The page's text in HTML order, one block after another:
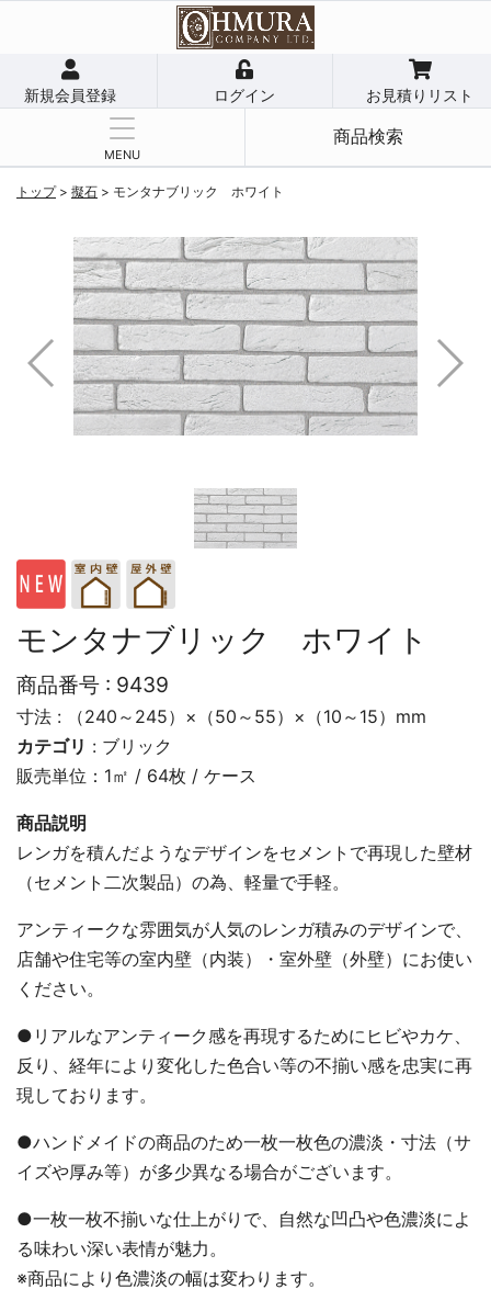
新規会員登録 ログイン お見積りリスト
MENU
商品検索
トップ> 擬石 > モンタナブリック ホワイト
モンタナブリック ホワイト
商品番号 : 9439
寸法 : （240～245）×（50～55）×（10～15）mm
カテゴリ : ブリック
販売単位：1㎡ / 64枚 / ケース
商品説明
レンガを積んだようなデザインをセメントで再現した壁材
（セメント二次製品）の為、軽量で手軽。
アンティークな雰囲気が人気のレンガ積みのデザインで、
店舗や住宅等の室内壁（内装）・室外壁（外壁）にお使い
ください。
●リアルなアンティーク感を再現するためにヒビやカケ、
反り、経年により変化した色合い等の不揃い感を忠実に再
現しております。
●ハンドメイドの商品のため一枚一枚色の濃淡・寸法（サ
イズや厚み等）が多少異なる場合がございます。
●一枚一枚不揃いな仕上がりで、自然な凹凸や色濃淡によ
る味わい深い表情が魅力。
※商品により色濃淡の幅は変わります。